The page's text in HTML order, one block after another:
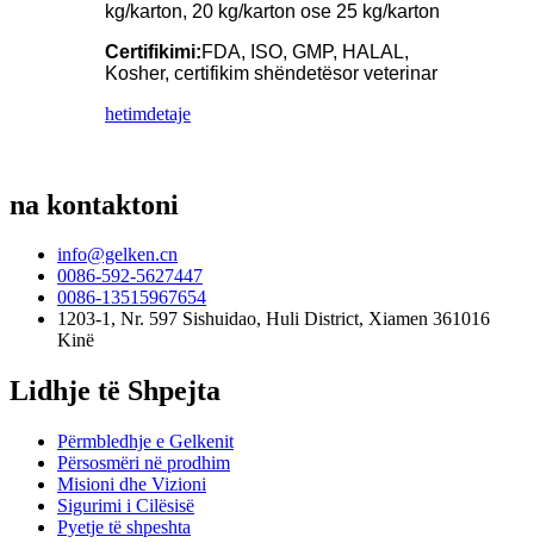
kg/karton, 20 kg/karton ose 25 kg/karton
Certifikimi:FDA, ISO, GMP, HALAL,
Kosher, certifikim shëndetësor veterinar
hetimdetaje
na kontaktoni
info@gelken.cn
0086-592-5627447
0086-13515967654
1203-1, Nr. 597 Sishuidao, Huli District, Xiamen 361016
Kinë
Lidhje të Shpejta
Përmbledhje e Gelkenit
Përsosmëri në prodhim
Misioni dhe Vizioni
Sigurimi i Cilësisë
Pyetje të shpeshta